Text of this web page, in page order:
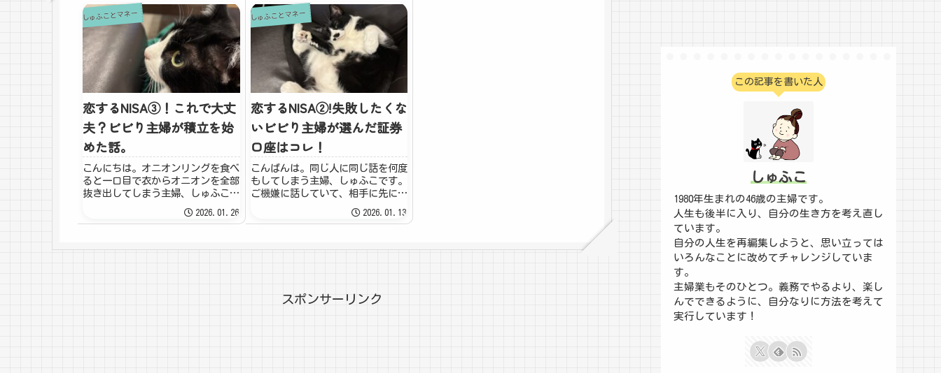
しゅふことマネー
恋するNISA③！これで大丈
夫？ビビり主婦が積立を始
めた話。
こんにちは。オニオンリングを食べ
ると一口目で衣からオニオンを全部
抜き出してしまう主婦、しゅふこで
す。あれ難しくないですか？絶対オ
ニオンだけ抜けて、リング状の衣だ
2026.01.26
しゅふことマネー
恋するNISA②!失敗したくな
いビビり主婦が選んだ証券
口座はコレ！
こんばんは。同じ人に同じ話を何度
もしてしまう主婦、しゅふこです。
ご機嫌に話していて、相手に先にオ
チを言われてしまい、「あれ？この
話したっけ？」と確認するまでがル
2026.01.13
スポンサーリンク
この記事を書いた人
しゅふこ
1980年生まれの46歳の主婦です。
人生も後半に入り、自分の生き方を考え直し
ています。
自分の人生を再編集しようと、思い立っては
いろんなことに改めてチャレンジしていま
す。
主婦業もそのひとつ。義務でやるより、楽し
んでできるように、自分なりに方法を考えて
実行しています！